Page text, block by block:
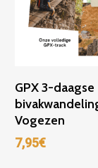
Ajouter
GPX 3-daagse
Vogezen
7,95€